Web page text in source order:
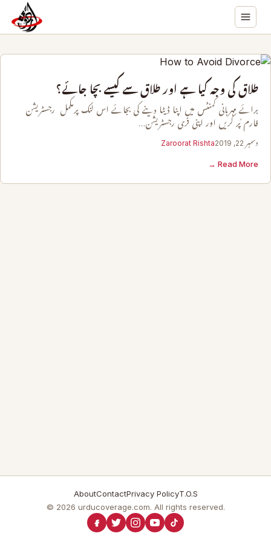
طلاق کی وجہ کیا ہے اور طلاق سے کیسے بچا جائے؟
برائے مہربانی کمنٹس میں اپنا ڈیٹا دینے کی بجائے اس لنک پرمکمل رجسٹریشن
فارم پُر کریں اور اپنی فری رجسٹریشن…
دسمبر 22, 2019 Zaroorat Rishta
Read More →
AboutContactPrivacy PolicyT.O.S
© 2026 urducoverage.com. All rights reserved.